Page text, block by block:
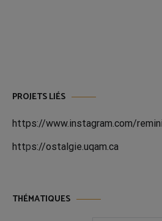
PROJETS LIÉS
https://www.instagram.com/
https://ostalgie.uqam.ca
THÉMATIQUES